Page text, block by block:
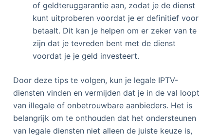
of geldteruggarantie aan, zodat je de dienst
kunt uitproberen voordat je er definitief voor
betaalt. Dit kan je helpen om er zeker van te
zijn dat je tevreden bent met de dienst
voordat je je geld investeert.
Door deze tips te volgen, kun je legale IPTV-
diensten vinden en vermijden dat je in de val loopt
van illegale of onbetrouwbare aanbieders. Het is
belangrijk om te onthouden dat het ondersteunen
van legale diensten niet alleen de juiste keuze is,